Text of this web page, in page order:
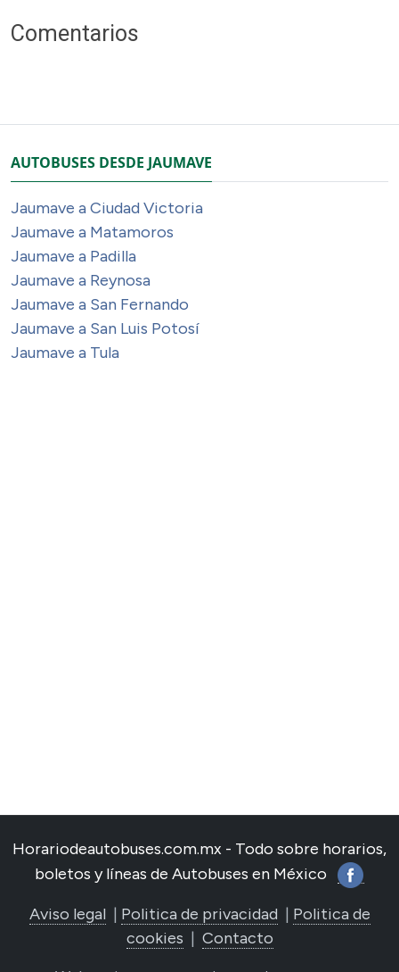
Comentarios
AUTOBUSES DESDE JAUMAVE
Jaumave a Ciudad Victoria
Jaumave a Matamoros
Jaumave a Padilla
Jaumave a Reynosa
Jaumave a San Fernando
Jaumave a San Luis Potosí
Jaumave a Tula
Horariodeautobuses.com.mx - Todo sobre horarios,
boletos y líneas de Autobuses en México
Aviso legal| Politica de privacidad | Politica de
cookies | Contacto